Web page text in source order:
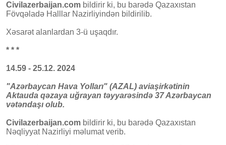
Civilazerbaijan.com bildirir ki, bu barədə Qazaxıstan
Fövqəladə Halllar Nazirliyindən bildirilib.
Xəsarət alanlardan 3-ü uşaqdır.
* * *
14.59 - 25.12. 2024
"Azərbaycan Hava Yolları" (AZAL) aviaşirkətinin
Aktauda qəzaya uğrayan təyyarəsində 37 Azərbaycan
vətəndaşı olub.
Civilazerbaijan.com bildirir ki, bu barədə Qazaxıstan
Nəqliyyat Nazirliyi məlumat verib.